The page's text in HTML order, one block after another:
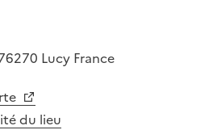
Lucy France
du lieu